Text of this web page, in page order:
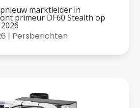
marktleider in
primeur DF60 Stealth op
| Persberichten